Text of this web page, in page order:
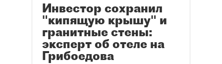
Инвестор сохранил
"кипящую крышу" и
гранитные стены:
эксперт об отеле на
Грибоедова